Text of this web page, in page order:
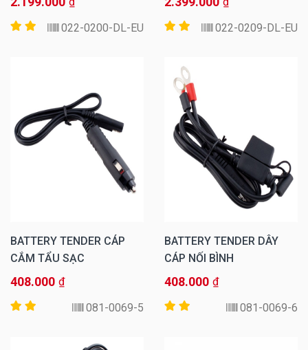
022-0200-DL-EU
022-0209-DL-EU
BATTERY TENDER CÁP
CẮM TẨU SẠC
408.000 ₫
081-0069-5
BATTERY TENDER DÂY
CÁP NỐI BÌNH
408.000 ₫
081-0069-6